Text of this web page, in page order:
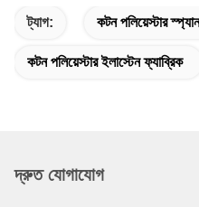
ট্যাগ: কটন পলিয়েস্টার
কটন পলিয়েস্টার ইলাস্টেন ফ্যাব্রিক
দ্রুত যোগাযোগ